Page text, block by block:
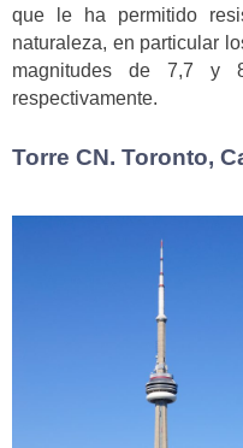
que le ha permitido
naturaleza, en particular
magnitudes de 7,7 y
respectivamente.
Torre CN. Toronto,